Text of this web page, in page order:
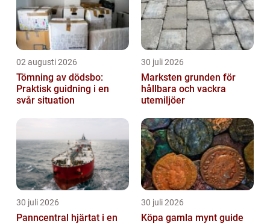
02 augusti 2026
Tömning av dödsbo:
Praktisk guidning i en
svår situation
30 juli 2026
Marksten grunden för
hållbara och vackra
utemiljöer
30 juli 2026
Panncentral hjärtat i en
30 juli 2026
Köpa gamla mynt guide